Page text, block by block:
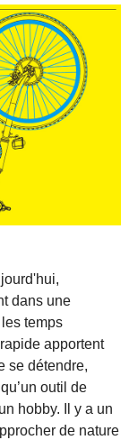
dans une
temps
apportent
se détendre,
outil de
hobby. Il y a un
de nature